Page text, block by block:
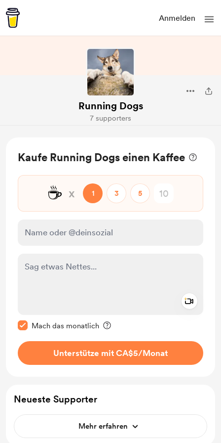
Anmelden
Running Dogs
7 supporters
Kaufe Running Dogs einen Kaffee
☕ x 1 3 5
Mach das monatlich
Unterstütze mit CA$5/Monat
Neueste Supporter
Mehr erfahren